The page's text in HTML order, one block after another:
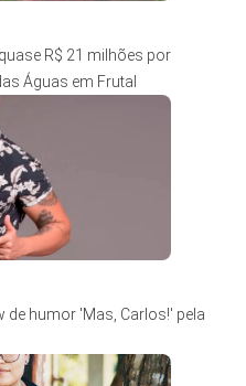
R$ 21 milhões por
Águas em Frutal
de humor 'Mas, Carlos!' pela